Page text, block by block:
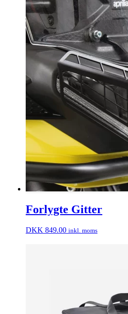
Forlygte Gitter
DKK 849.00 inkl. moms